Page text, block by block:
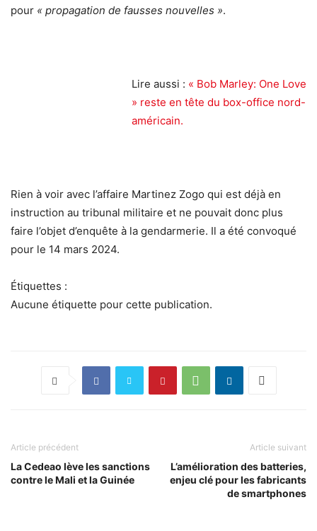
pour « propagation de fausses nouvelles ».
Lire aussi : « Bob Marley: One Love
» reste en tête du box-office nord-
américain.
Rien à voir avec l’affaire Martinez Zogo qui est déjà en
instruction au tribunal militaire et ne pouvait donc plus
faire l’objet d’enquête à la gendarmerie. Il a été convoqué
pour le 14 mars 2024.
Étiquettes :
Aucune étiquette pour cette publication.
Article précédent
La Cedeao lève les sanctions
contre le Mali et la Guinée
Article suivant
L’amélioration des batteries,
enjeu clé pour les fabricants
de smartphones